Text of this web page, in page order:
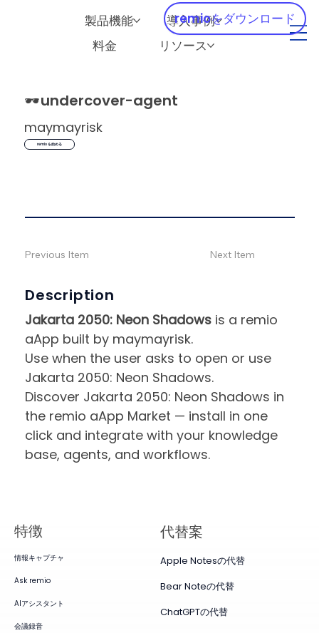
製品機能
導入事例
料金
リソース
remioをダウンロード
🕶️undercover-agent
maymayrisk
remio を始める
Description
Jakarta 2050: Neon Shadows is a remio
aApp built by maymayrisk.
Use when the user asks to open or use
Jakarta 2050: Neon Shadows.
Discover Jakarta 2050: Neon Shadows in
the remio aApp Market — install in one
click and integrate with your knowledge
base, agents, and workflows.
Previous Item Next Item
特徴
情報キャプチャ
Ask remio
AIアシスタント
会議録音
代替案
Apple Notesの代替
Bear Noteの代替
ChatGPTの代替